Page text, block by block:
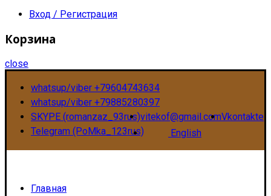
Вход / Регистрация
Корзина
close
whatsup/viber +79604743634
whatsup/viber +79885280397
SKYPE (romanzaz_93rus)vitekof@gmail.comVkontakte
Telegram (PoMka_123rus)
English
Главная